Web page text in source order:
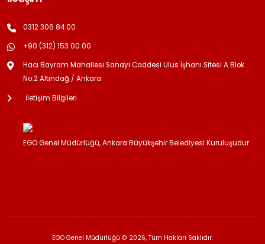
0312 306 84 00
+90 (312) 153 00 00
Hacı Bayram Mahallesi Sanayi Caddesi Ulus İşhanı Sitesi A Blok
No:2 Altındağ / Ankara
İletişim Bilgileri
EGO Genel Müdürlüğü, Ankara Büyükşehir Belediyesi Kuruluşudur.
EGO Genel Müdürlüğü © 2026, Tüm Hakları Saklıdır.